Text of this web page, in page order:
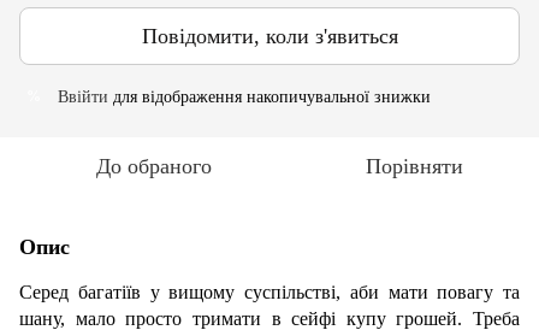
Повідомити, коли з'явиться
Ввійти для відображення накопичувальної знижки
До обраного Порівняти
Опис
Серед багатіїв у вищому суспільстві, аби мати повагу та
шану, мало просто тримати в сейфі купу грошей. Треба